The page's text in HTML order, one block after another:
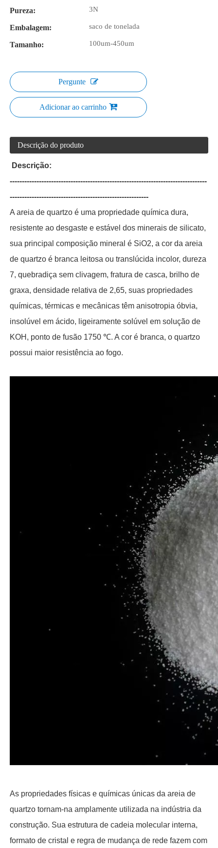
Pureza: 3N
Embalagem: saco de tonelada
Tamanho: 100um-450um
Pergunte
Adicionar ao carrinho
Descrição do produto
Descrição:
---------------------------------------------------------------------------------
---------------------------------------------------------
A areia de quartzo é uma propriedade química dura,
resistente ao desgaste e estável dos minerais de silicato,
sua principal composição mineral é SiO2, a cor da areia
de quartzo é branca leitosa ou translúcida incolor, dureza
7, quebradiça sem clivagem, fratura de casca, brilho de
graxa, densidade relativa de 2,65, suas propriedades
químicas, térmicas e mecânicas têm anisotropia óbvia,
insolúvel em ácido, ligeiramente solúvel em solução de
KOH, ponto de fusão 1750 ℃. A cor é branca, o quartzo
possui maior resistência ao fogo.
As propriedades físicas e químicas únicas da areia de
quartzo tornam-na amplamente utilizada na indústria da
construção. Sua estrutura de cadeia molecular interna,
formato de cristal e regra de mudança de rede fazem com